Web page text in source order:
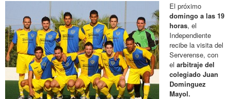
El próximo
domingo a las 19
horas, el
Independiente
recibe la visita del
Serverense, con
el arbitraje del
colegiado Juan
Dominguez
Mayol.